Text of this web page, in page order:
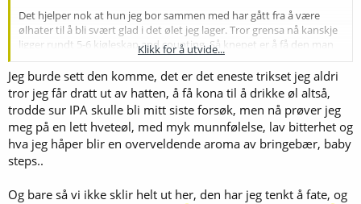
Det hjelper nok at hun jeg bor sammen med har gått fra å være
ølhater til å bli svært glad i det ølet jeg lager. Tror grensa nå kanskje
ligger rundt 5-6 kjøleskap and counting. Så knepet er å få den man
bor sammen med til å bli glad i øl, da vil de forstå behovet for en
god hvitevarebeholdning i heimen.
Klikk for å utvide...
Jeg burde sett den komme, det er det eneste trikset jeg aldri
tror jeg får dratt ut av hatten, å få kona til å drikke øl altså,
trodde sur IPA skulle bli mitt siste forsøk, men nå prøver jeg
meg på en lett hveteøl, med myk munnfølelse, lav bitterhet og
hva jeg håper blir en overveldende aroma av bringebær, baby
steps..
Og bare så vi ikke sklir helt ut her, den har jeg tenkt å fate, og